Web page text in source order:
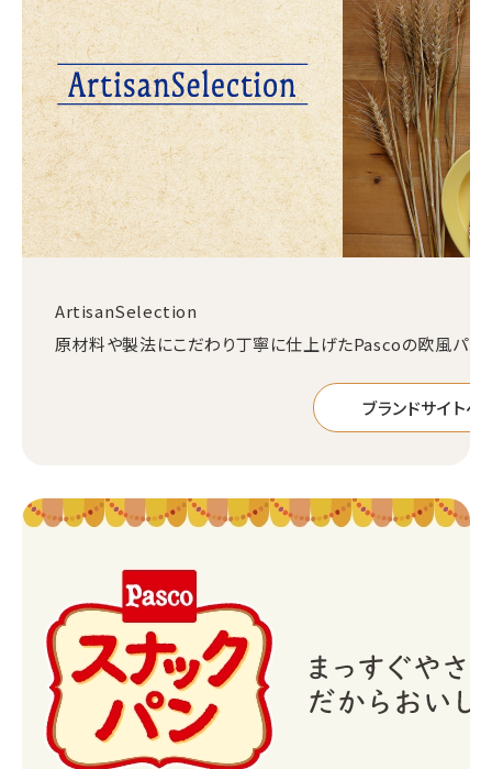
ArtisanSelection
原材料や製法にこだわり丁寧に仕上げたPascoの欧風パン
ブランドサイトへ